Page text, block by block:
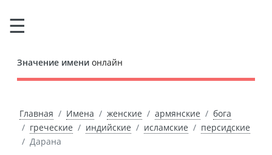
Значение имени онлайн
Главная Имена женские армянские
бога
греческие
индийские исламские
персидские
Дарана